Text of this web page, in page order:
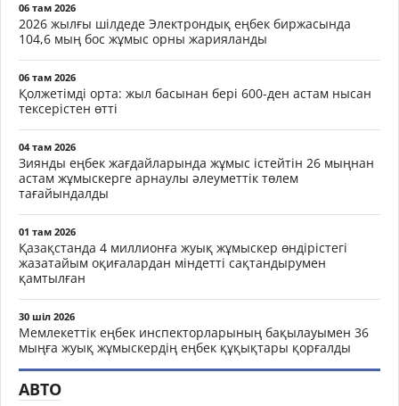
06 там 2026
2026 жылғы шілдеде Электрондық еңбек биржасында
104,6 мың бос жұмыс орны жарияланды
06 там 2026
Қолжетімді орта: жыл басынан бері 600-ден астам нысан
тексерістен өтті
04 там 2026
Зиянды еңбек жағдайларында жұмыс істейтін 26 мыңнан
астам жұмыскерге арнаулы әлеуметтік төлем
тағайындалды
01 там 2026
Қазақстанда 4 миллионға жуық жұмыскер өндірістегі
жазатайым оқиғалардан міндетті сақтандырумен
қамтылған
30 шіл 2026
Мемлекеттік еңбек инспекторларының бақылауымен 36
мыңға жуық жұмыскердің еңбек құқықтары қорғалды
АВТО